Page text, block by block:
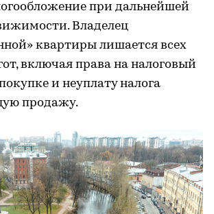
при дальнейшей
Владелец
квартиры лишается всех
включая права на налоговый
и неуплату налога
продажу.